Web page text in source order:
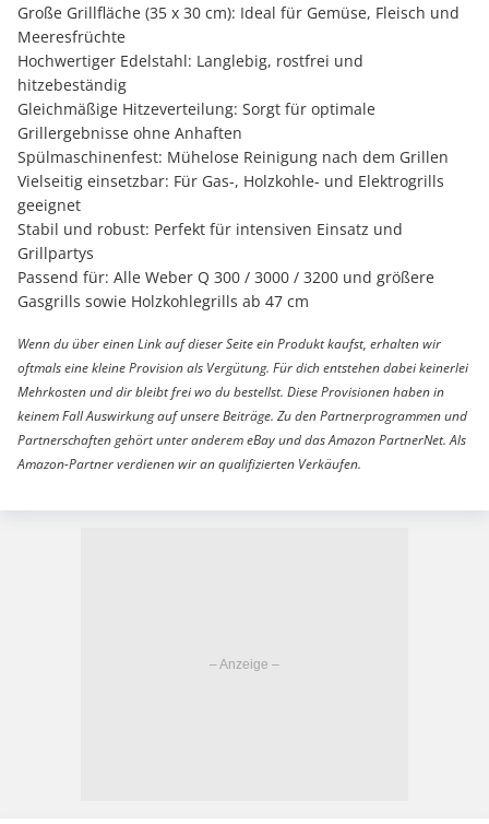
Große Grillfläche (35 x 30 cm): Ideal für Gemüse, Fleisch und
Meeresfrüchte
Hochwertiger Edelstahl: Langlebig, rostfrei und
hitzebeständig
Gleichmäßige Hitzeverteilung: Sorgt für optimale
Grillergebnisse ohne Anhaften
Spülmaschinenfest: Mühelose Reinigung nach dem Grillen
Vielseitig einsetzbar: Für Gas-, Holzkohle- und Elektrogrills
geeignet
Stabil und robust: Perfekt für intensiven Einsatz und
Grillpartys
Passend für: Alle Weber Q 300 / 3000 / 3200 und größere
Gasgrills sowie Holzkohlegrills ab 47 cm
Wenn du über einen Link auf dieser Seite ein Produkt kaufst, erhalten wir
oftmals eine kleine Provision als Vergütung. Für dich entstehen dabei keinerlei
Mehrkosten und dir bleibt frei wo du bestellst. Diese Provisionen haben in
keinem Fall Auswirkung auf unsere Beiträge. Zu den Partnerprogrammen und
Partnerschaften gehört unter anderem eBay und das Amazon PartnerNet. Als
Amazon-Partner verdienen wir an qualifizierten Verkäufen.